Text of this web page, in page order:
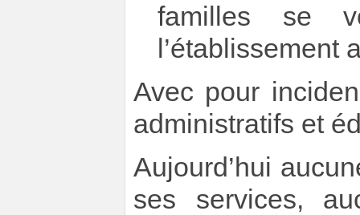
familles se
l’établissement
Avec pour
administratifs et
Aujourd’hui
ses services,